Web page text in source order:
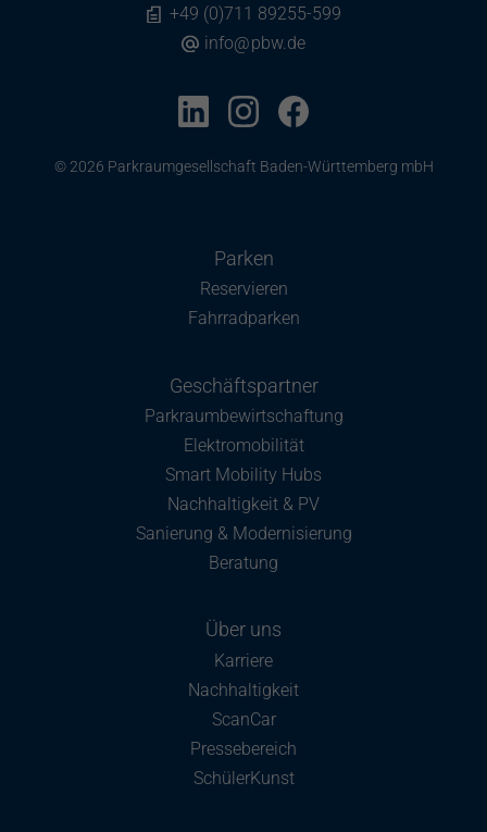
+49 (0)711 89255-599
info@pbw.de
© 2026 Parkraumgesellschaft Baden-Württemberg mbH
Parken
Reservieren
Fahrradparken
Geschäftspartner
Parkraumbewirtschaftung
Elektromobilität
Smart Mobility Hubs
Nachhaltigkeit & PV
Sanierung & Modernisierung
Beratung
Über uns
Karriere
Nachhaltigkeit
ScanCar
Pressebereich
SchülerKunst